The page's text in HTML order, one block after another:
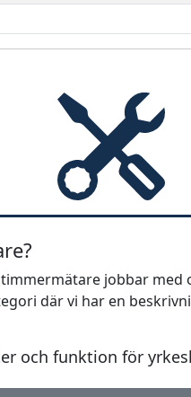
jobbar
där vi har en
och funktion för